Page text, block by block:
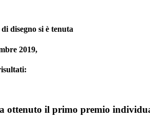
disegno si è tenuta
2019,
ottenuto il primo premio